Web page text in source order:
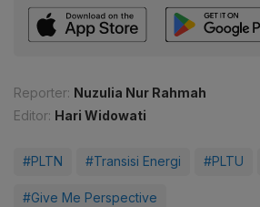
Reporter: Nuzulia Nur Rahmah
Editor: Hari Widowati
#PLTN #Transisi Energi #PLTU
#Give Me Perspective